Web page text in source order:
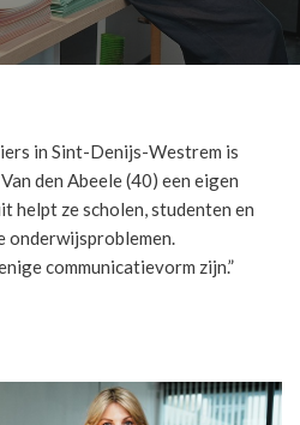
in Sint-Denijs-Westrem is
den Abeele (40) een eigen
helpt ze scholen, studenten en
onderwijsproblemen.
communicatievorm zijn.”